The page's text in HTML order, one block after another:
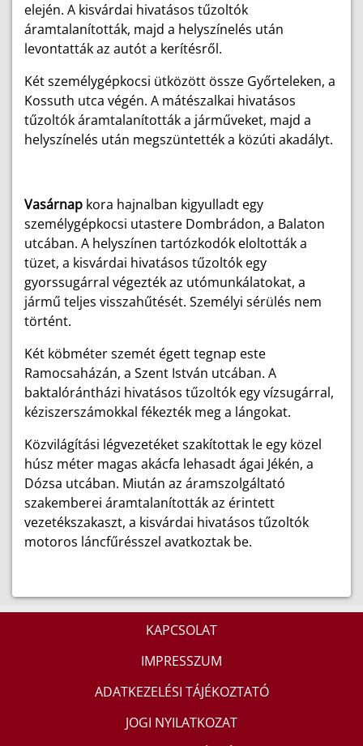
elején. A kisvárdai hivatásos tűzoltók
áramtalanították, majd a helyszínelés után
levontatták az autót a kerítésről.
Két személygépkocsi ütközött össze Győrteleken, a
Kossuth utca végén. A mátészalkai hivatásos
tűzoltók áramtalanították a járműveket, majd a
helyszínelés után megszüntették a közúti akadályt.
Vasárnap kora hajnalban kigyulladt egy
személygépkocsi utastere Dombrádon, a Balaton
utcában. A helyszínen tartózkodók eloltották a
tüzet, a kisvárdai hivatásos tűzoltók egy
gyorssugárral végezték az utómunkálatokat, a
jármű teljes visszahűtését. Személyi sérülés nem
történt.
Két köbméter szemét égett tegnap este
Ramocsaházán, a Szent István utcában. A
baktalórántházi hivatásos tűzoltók egy vízsugárral,
kéziszerszámokkal fékezték meg a lángokat.
Közvilágítási légvezetéket szakítottak le egy közel
húsz méter magas akácfa lehasadt ágai Jékén, a
Dózsa utcában. Miután az áramszolgáltató
szakemberei áramtalanították az érintett
vezetékszakaszt, a kisvárdai hivatásos tűzoltók
motoros láncfűrésszel avatkoztak be.
KAPCSOLAT
IMPRESSZUM
ADATKEZELÉSI TÁJÉKOZTATÓ
JOGI NYILATKOZAT